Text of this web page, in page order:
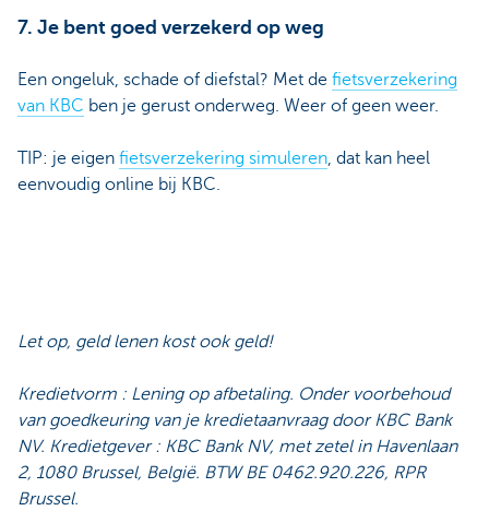
7. Je bent goed verzekerd op weg
Een ongeluk, schade of diefstal? Met de fietsverzekering
van KBC ben je gerust onderweg. Weer of geen weer.
TIP: je eigen fietsverzekering simuleren, dat kan heel
eenvoudig online bij KBC.
Let op, geld lenen kost ook geld!
Kredietvorm : Lening op afbetaling. Onder voorbehoud
van goedkeuring van je kredietaanvraag door KBC Bank
NV. Kredietgever : KBC Bank NV, met zetel in Havenlaan
2, 1080 Brussel, België. BTW BE 0462.920.226, RPR
Brussel.